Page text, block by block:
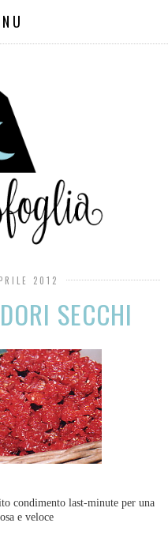
2012
SECCHI
condimento last-minute per una
e veloce